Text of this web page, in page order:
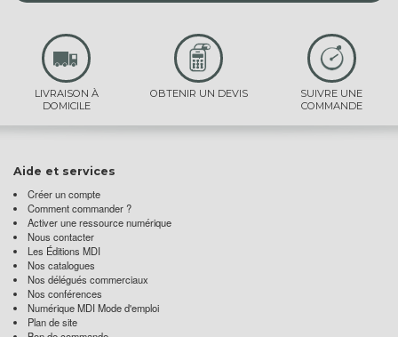
LIVRAISON À
DOMICILE
OBTENIR UN DEVIS
SUIVRE UNE
COMMANDE
Aide et services
Créer un compte
Comment commander ?
Activer une ressource numérique
Nous contacter
Les Éditions MDI
Nos catalogues
Nos délégués commerciaux
Nos conférences
Numérique MDI Mode d'emploi
Plan de site